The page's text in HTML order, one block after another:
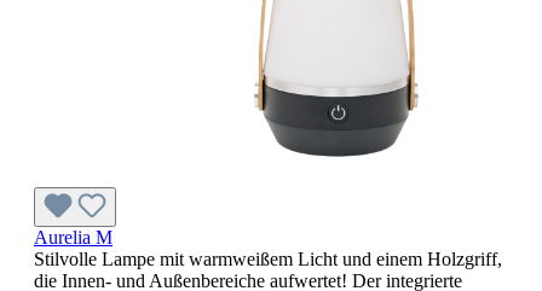
Aurelia M
Stilvolle Lampe mit warmweißem Licht und einem Holzgriff,
die Innen- und Außenbereiche aufwertet! Der integrierte